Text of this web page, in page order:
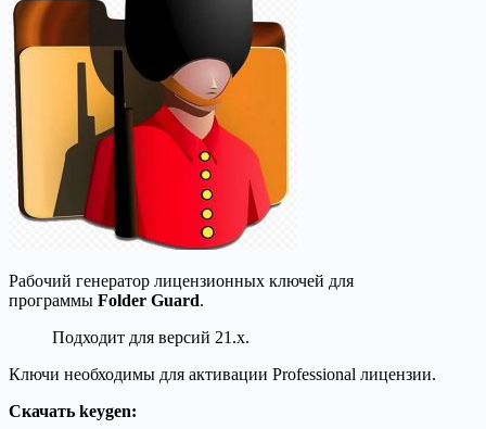
Рабочий генератор лицензионных ключей для
программы Folder Guard.
Подходит для версий 21.x.
Ключи необходимы для активации Professional лицензии.
Скачать keygen: